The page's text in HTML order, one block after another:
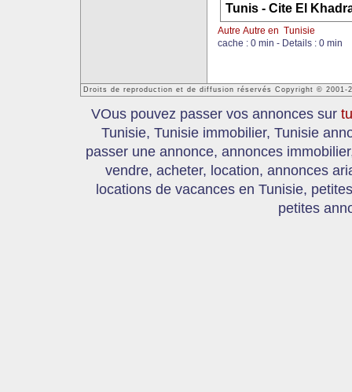
Tunis - Cite El
Autre Autre en Tunisie
cache : 0 min - Details : 0 min
Droits de reproduction et de diffusion réservés Copyright © 2001-
VOus pouvez passer vos annonces sur
Tunisie, Tunisie immobilier, Tunisie
passer une annonce, annonces
vendre, acheter, location, annonces
locations de vacances en Tunisie,
petites